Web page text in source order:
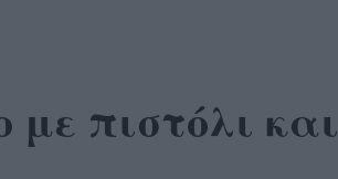
με πιστόλι